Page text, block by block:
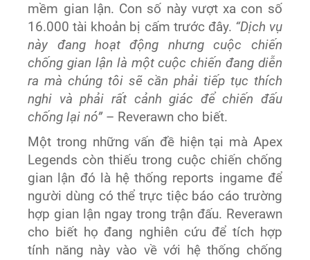
mềm gian lận. Con số này vượt xa con số
16.000 tài khoản bị cấm trước đây. “Dịch vụ
này đang hoạt động nhưng cuộc chiến
chống gian lận là một cuộc chiến đang diễn
ra mà chúng tôi sẽ cần phải tiếp tục thích
nghi và phải rất cảnh giác để chiến đấu
chống lại nó”– Reverawn cho biết.
Một trong những vấn đề hiện tại mà Apex
Legends còn thiếu trong cuộc chiến chống
gian lận đó là hệ thống reports ingame để
người dùng có thể trực tiệc báo cáo trường
hợp gian lận ngay trong trận đấu. Reverawn
cho biết họ đang nghiên cứu để tích hợp
tính năng này vào về với hệ thống chống